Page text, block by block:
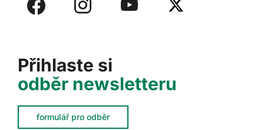
Přihlaste si
odběr newsletteru
formulář pro odběr